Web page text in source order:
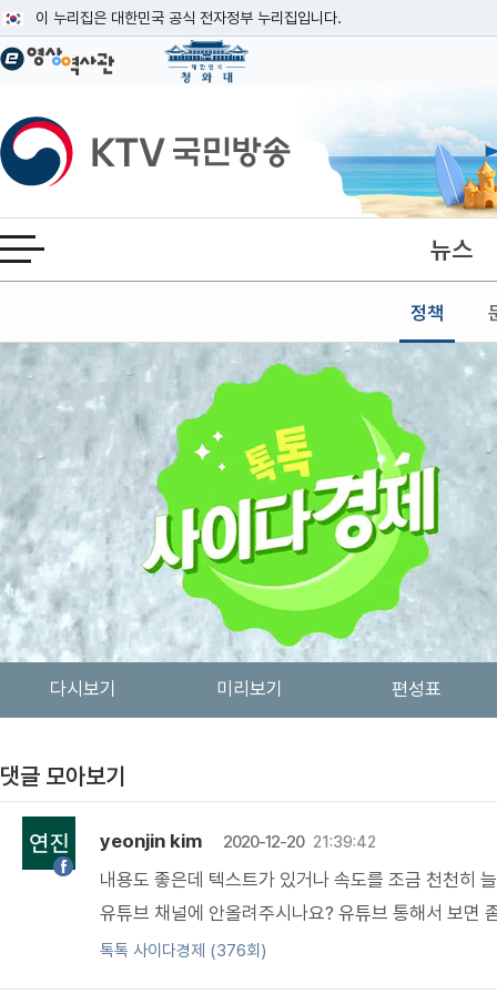
이 누리집은 대한민국 공식 전자정부 누리집입니다.
공식 누리집 주소 확인하기
이밖에 or.kr 또는 .kr등 다른 도메인 주소를 사용하고 있다면 아래 URL에서
운영중인 공식 누리집보기
KTV국민방송
전체메뉴 열기 뉴스
정책
본문
다시보기 미리보기 편성표
댓글 모아보기
yeonjin kim 2020-12-20 21:39:42
내용도 좋은데 텍스트가 있거나 속도를 조금 천천히
유튜브 채널에 안올려주시나요? 유튜브 통해서 보면
톡톡 사이다경제 (376회)